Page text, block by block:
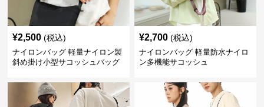
¥2,500 (税込)
ナイロンバッグ 軽量ナイロン製
斜め掛け小型サコッシュバッグ
¥2,700 (税込)
ナイロンバッグ 軽量防水ナイロ
ン多機能サコッシュ